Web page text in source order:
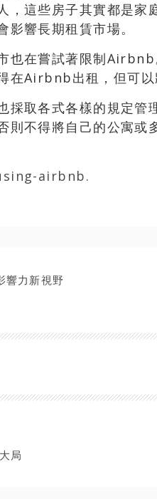
，這些房子其實都是家
影響長期租賃市場。
也在嘗試著限制
在Airbnb出租，但可以
採取各式各樣的規定管
則不得將自己的公寓或
airbnb.
響力新視野
局